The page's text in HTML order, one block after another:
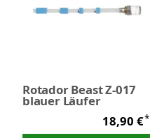
Rotador Beast Z-017
blauer Läufer
18,90 €*